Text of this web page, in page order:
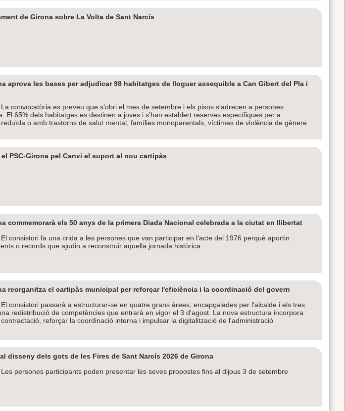
de Girona sobre La Volta de Sant Narcís
aprova les bases per adjudicar 98 habitatges de lloguer assequible a Can Gibert del Pla i
La convocatòria es preveu que s’obri el mes de setembre i els pisos s'adrecen a persones
El 65% dels habitatges es destinen a joves i s’han establert reserves específiques per a
o amb trastorns de salut mental, famílies monoparentals, víctimes de violència de gènere
PSC-Girona pel Canvi el suport al nou cartipàs
commemorarà els 50 anys de la primera Diada Nacional celebrada a la ciutat en llibertat
El consistori fa una crida a les persones que van participar en l'acte del 1976 perquè aportin
o records que ajudin a reconstruir aquella jornada històrica
reorganitza el cartipàs municipal per reforçar l'eficiència i la coordinació del govern
El consistori passarà a estructurar-se en quatre grans àrees, encapçalades per l'alcalde i els tres
redistribució de competències que entrarà en vigor el 3 d'agost. La nova estructura incorpora
reforçar la coordinació interna i impulsar la digitalització de l'administració
disseny dels gots de les Fires de Sant Narcís 2026 de Girona
Les persones participants poden presentar les seves propostes fins al dijous 3 de setembre